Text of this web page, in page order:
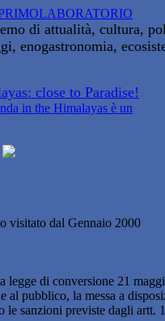
di attualità, cultura,
enogastronomia,
close to Paradise!
visitato dal Gennaio 2000
di conversione 21
pubblico, la messa a
sanzioni previste dagli artt.